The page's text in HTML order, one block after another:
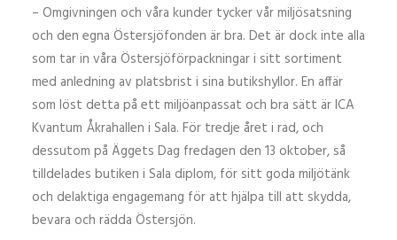
– Omgivningen och våra kunder tycker vår miljösatsning
och den egna Östersjöfonden är bra. Det är dock inte alla
som tar in våra Östersjöförpackningar i sitt sortiment
med anledning av platsbrist i sina butikshyllor. En affär
som löst detta på ett miljöanpassat och bra sätt är ICA
Kvantum Åkrahallen i Sala. För tredje året i rad, och
dessutom på Äggets Dag fredagen den 13 oktober, så
tilldelades butiken i Sala diplom, för sitt goda miljötänk
och delaktiga engagemang för att hjälpa till att skydda,
bevara och rädda Östersjön.